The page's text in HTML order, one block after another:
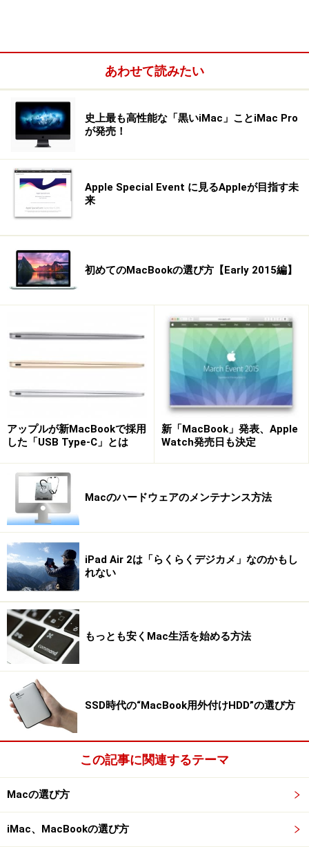
次のページでは、「なぜiMacがいいのか？」という問い
ょう。
あわせて読みたい
史上最も高性能な「黒いiMac」ことiMac Pro
が発売！
Apple Special Event に見るAppleが目指す未
来
初めてのMacBookの選び方【Early 2015編】
アップルが新MacBookで採用
した「USB Type-C」とは
新「MacBook」発表、Apple
Watch発売日も決定
Macのハードウェアのメンテナンス方法
iPad Air 2は「らくらくデジカメ」なのかもし
れない
もっとも安くMac生活を始める方法
SSD時代の“MacBook用外付けHDD”の選び方
この記事に関連するテーマ
Macの選び方
iMac、MacBookの選び方